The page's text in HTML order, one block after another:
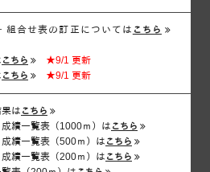
組合せ表の訂正については こちら
こちら
★9/1 更新
こちら ★9/1 更新
は こちら
成績一覧表（1000ｍ）は こちら
成績一覧表（500ｍ）は こちら
成績一覧表（200ｍ）は こちら